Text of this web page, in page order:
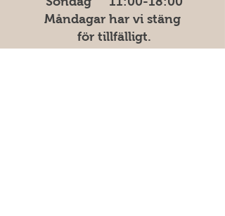
Måndagar har vi stäng
för tillfälligt.